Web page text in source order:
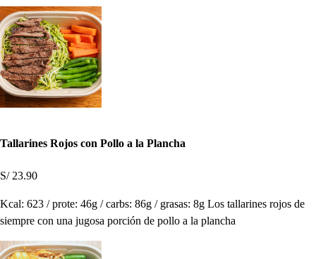
Tallarines Rojos con Pollo a la Plancha
S/ 23.90
Kcal: 623 / prote: 46g / carbs: 86g / grasas: 8g Los tallarines rojos de
siempre con una jugosa porción de pollo a la plancha